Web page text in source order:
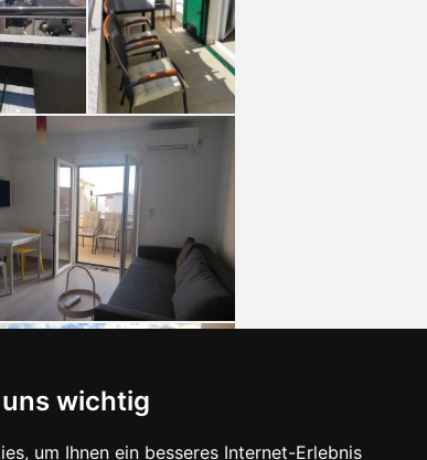
wichtig
um Ihnen ein besseres Internet-Erlebnis